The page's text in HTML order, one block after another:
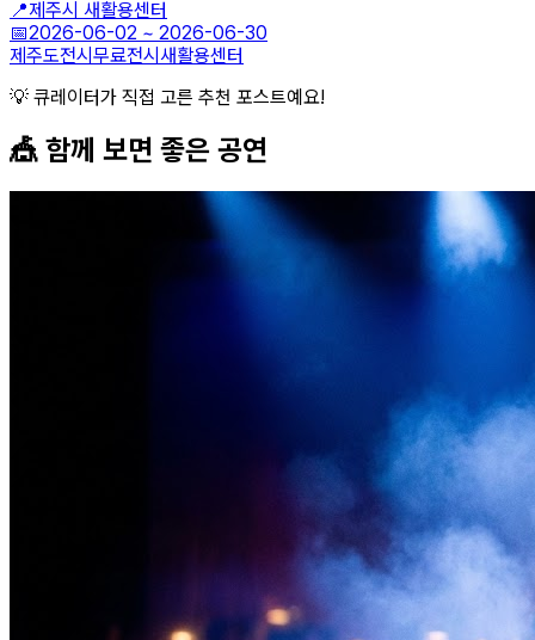
📍제주시 새활용센터
📅2026-06-02 ~ 2026-06-30
제주도전시 무료전시 새활용센터
💡 큐레이터가 직접 고른 추천 포스트예요!
🎪 함께 보면 좋은 공연